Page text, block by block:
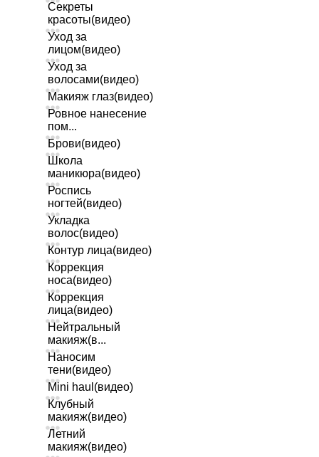
Секреты
красоты(видео)
Уход за
лицом(видео)
Уход за
волосами(видео)
Макияж глаз(видео)
Ровное нанесение
пом...
Брови(видео)
Школа
маникюра(видео)
Роспись
ногтей(видео)
Укладка
волос(видео)
Контур лица(видео)
Коррекция
носа(видео)
Коррекция
лица(видео)
Нейтральный
макияж(в...
Наносим
тени(видео)
Mini haul(видео)
Клубный
макияж(видео)
Летний
макияж(видео)